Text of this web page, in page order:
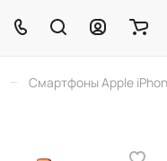
– Смартфоны Apple